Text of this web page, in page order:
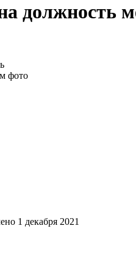
должность
фото
1 декабря 2021